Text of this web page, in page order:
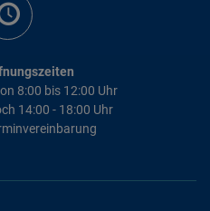
8:00 bis 12:00 Uhr
14:00 - 18:00 Uhr